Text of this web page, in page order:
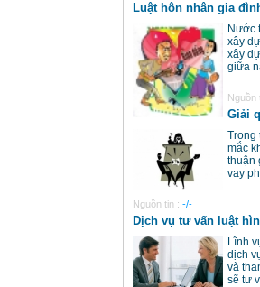
Luật hôn nhân gia
Nước
xây
xây
giữa
Nguồn
Giải
Trong
mắc
thuận
vay
Nguồn tin : -/-
Dịch vụ tư vấn luật
Lĩnh
dịch
và
sẽ tư